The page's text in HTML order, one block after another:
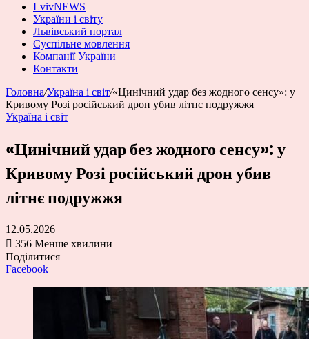
LvivNEWS
України і світу
Львівський портал
Суспільне мовлення
Компанії України
Контакти
Головна/Україна і світ/«Цинічний удар без жодного сенсу»: у
Кривому Розі російський дрон убив літнє подружжя
Україна і світ
«Цинічний удар без жодного сенсу»: у
Кривому Розі російський дрон убив
літнє подружжя
12.05.2026
356 Менше хвилини
Поділитися
Facebook